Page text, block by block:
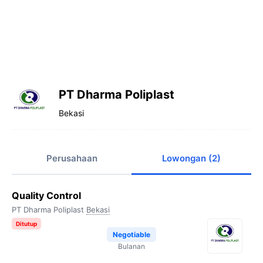
PT Dharma Poliplast
Bekasi
Perusahaan Lowongan (2)
Quality Control
PT Dharma Poliplast Bekasi
Ditutup
Negotiable
Bulanan